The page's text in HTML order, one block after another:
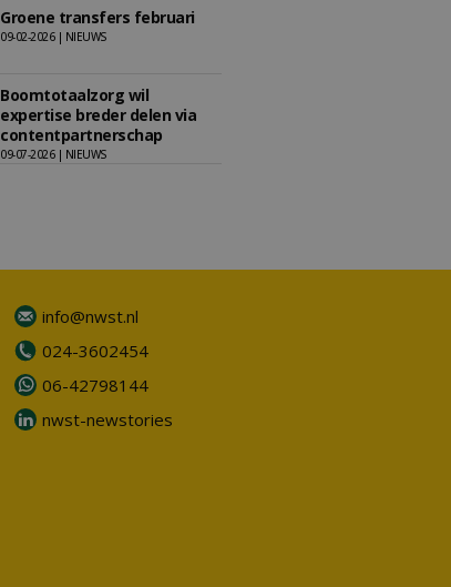
Groene transfers februari
09-02-2026 | NIEUWS
Boomtotaalzorg wil
expertise breder delen via
contentpartnerschap
09-07-2026 | NIEUWS
info@nwst.nl
024-3602454
06-42798144
nwst-newstories